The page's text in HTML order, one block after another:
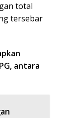
total
tersebar
antara